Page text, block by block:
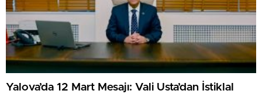
Yalova’da 12 Mart Mesajı: Vali Usta’dan İstiklal